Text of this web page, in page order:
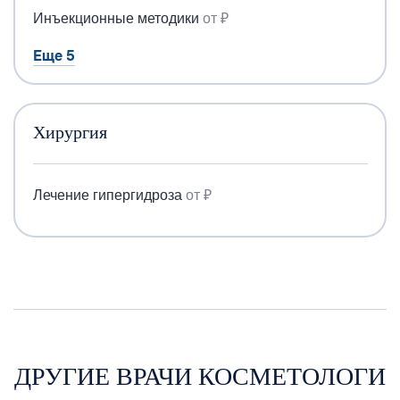
Инъекционные методики от ₽
Еще 5
Хирургия
Лечение гипергидроза от ₽
ДРУГИЕ ВРАЧИ КОСМЕТОЛОГИ